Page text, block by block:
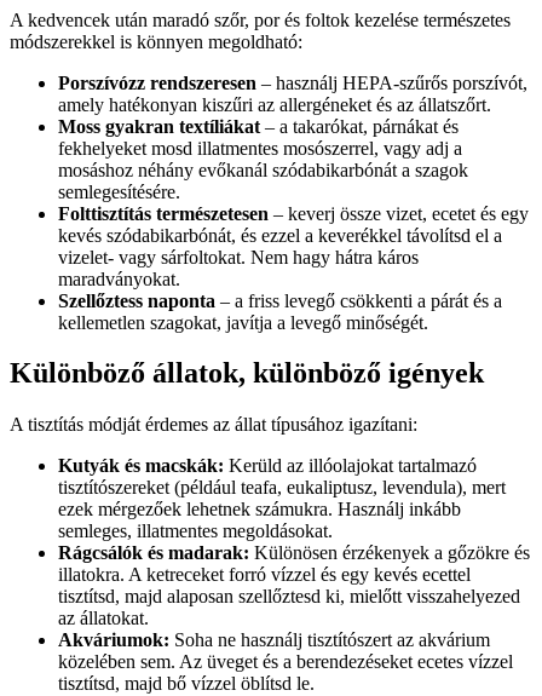
A kedvencek után maradó szőr, por és foltok kezelése természetes
módszerekkel is könnyen megoldható:
Porszívózz rendszeresen – használj HEPA-szűrős porszívót,
amely hatékonyan kiszűri az allergéneket és az állatszőrt.
Moss gyakran textíliákat – a takarókat, párnákat és
fekhelyeket mosd illatmentes mosószerrel, vagy adj a
mosáshoz néhány evőkanál szódabikarbónát a szagok
semlegesítésére.
Folttisztítás természetesen – keverj össze vizet, ecetet és egy
kevés szódabikarbónát, és ezzel a keverékkel távolítsd el a
vizelet- vagy sárfoltokat. Nem hagy hátra káros
maradványokat.
Szellőztess naponta – a friss levegő csökkenti a párát és a
kellemetlen szagokat, javítja a levegő minőségét.
Különböző állatok, különböző igények
A tisztítás módját érdemes az állat típusához igazítani:
Kutyák és macskák: Kerüld az illóolajokat tartalmazó
tisztítószereket (például teafa, eukaliptusz, levendula), mert
ezek mérgezőek lehetnek számukra. Használj inkább
semleges, illatmentes megoldásokat.
Rágcsálók és madarak: Különösen érzékenyek a gőzökre és
illatokra. A ketreceket forró vízzel és egy kevés ecettel
tisztítsd, majd alaposan szellőztesd ki, mielőtt visszahelyezed
az állatokat.
Akváriumok: Soha ne használj tisztítószert az akvárium
közelében sem. Az üveget és a berendezéseket ecetes vízzel
tisztítsd, majd bő vízzel öblítsd le.